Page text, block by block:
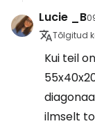
Lucie _B
Tõlgitud
Kui teil
ilmselt